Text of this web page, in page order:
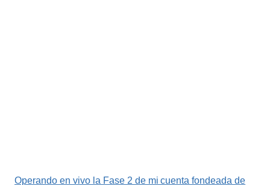
Operando en vivo la Fase 2 de mi cuenta fondeada de